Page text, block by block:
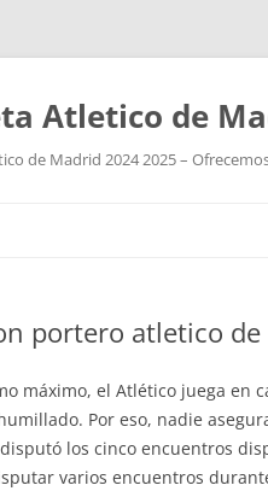
Atletico de
de Madrid 2024 2025 –
portero atletico
máximo, el Atlético juega en
Por eso, nadie
los cinco encuentros
varios encuentros